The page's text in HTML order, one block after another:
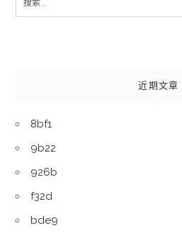
近期文章
8bf1
9b22
926b
f32d
bde9